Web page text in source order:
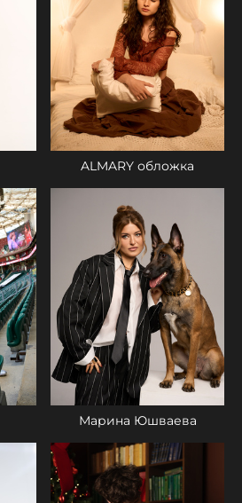
ALMARY обложка
Марина Юшваева